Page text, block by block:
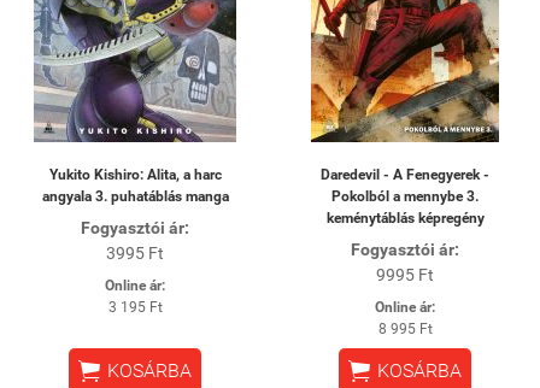
Yukito Kishiro: Alita, a harc
angyala 3. puhatáblás manga
Fogyasztói ár:
3995 Ft
Online ár:
3 195 Ft
 KOSÁRBA
Daredevil - A Fenegyerek -
Pokolból a mennybe 3.
keménytáblás képregény
Fogyasztói ár:
9995 Ft
Online ár:
8 995 Ft
 KOSÁRBA